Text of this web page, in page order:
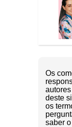
Os
deste
os
saber